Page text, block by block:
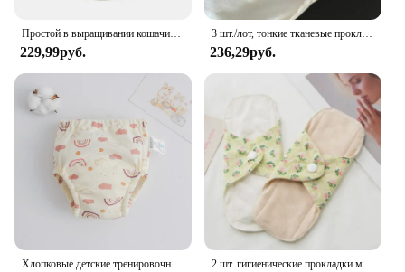
Простой в выращивании кошачий травяной ящик, многоразовый Набор для выращивания гидропонных микрорастений, иерархический дизайн, съемный
229,99руб.
3 шт./лот, тонкие тканевые прокладки, мягкие хлопковые моющиеся женские прокладки для трусиков, гигиенические прокладки, салфетки, ежедневные многоразовые прокладки для менструальной гигиены
236,29руб.
Хлопковые детские тренировочные штаны для детей, подгузники, водонепроницаемое нижнее белье, трусики для младенцев, моющиеся тканевые подгузники для мальчиков и девочек, многоразовые подгузники 2 шт. гигиенические прокладки многоразовые женские полотенца менструальные подгузники для взрослых ватные прокладки мягкие салфетки моющиеся противоскользящие прокладки для трусов